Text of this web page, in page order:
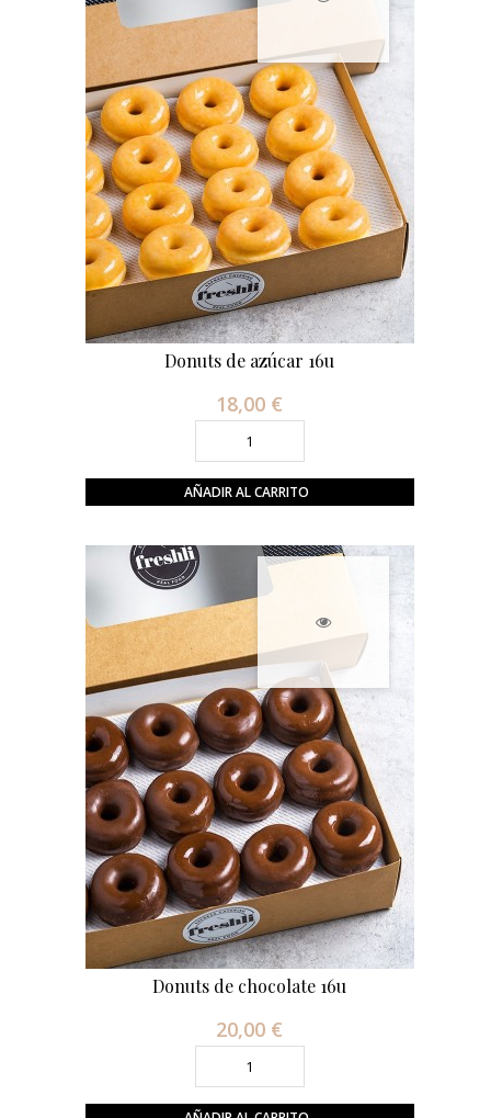
Donuts de azúcar 16u
18,00 €
AÑADIR AL CARRITO
Donuts de chocolate 16u
20,00 €